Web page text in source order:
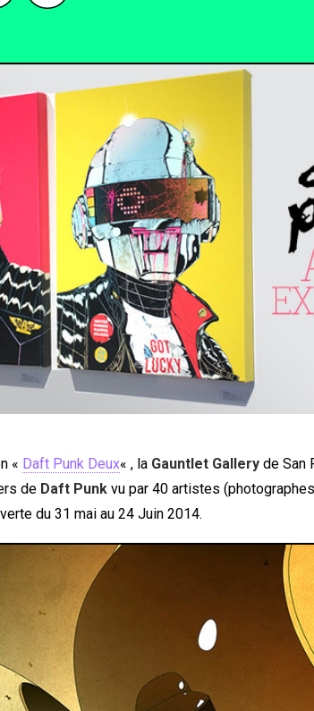
« Daft Punk Deux« , la Gauntlet Gallery de San
de Daft Punk vu par 40 artistes
du 31 mai au 24 Juin 2014.